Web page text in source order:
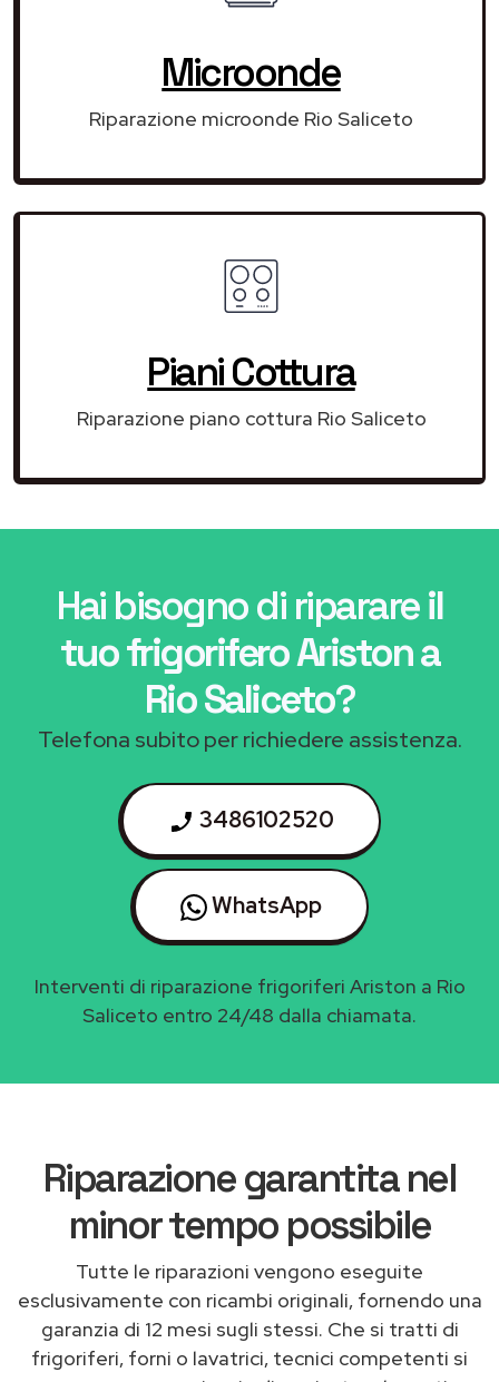
Microonde
Riparazione microonde Rio Saliceto
Piani Cottura
Riparazione piano cottura Rio Saliceto
Hai bisogno di riparareil
tuo frigorifero Ariston a
Rio Saliceto?
Telefona subito per richiedere assistenza.
3486102520
WhatsApp
Interventi di riparazione frigoriferi Ariston a Rio
Saliceto entro 24/48 dalla chiamata.
Riparazione garantita nel
minor tempo possibile
Tutte le riparazioni vengono eseguite
esclusivamente con ricambi originali, fornendo una
garanzia di 12 mesi sugli stessi. Che si tratti di
frigoriferi, forni o lavatrici, tecnici competenti si